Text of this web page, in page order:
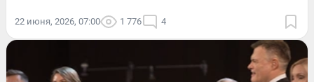
22 июня, 2026, 07:00 1 776 4